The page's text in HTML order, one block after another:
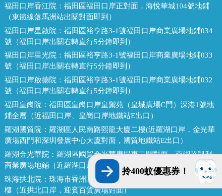
福田口岸香江院： 福田區福田口岸正對面，海悅華城104號地鋪
（東鐵線落馬洲站出關對面即到）
福田口岸星啟院： 福田區裕亨路3-1號福田口岸商業廣場地鋪034
號（福田口岸出關右轉直行5分鐘即到）
福田口岸星光院： 福田區裕亨路3-1號福田口岸商業廣場地鋪033
號（福田口岸出關右轉直行5分鐘即到）
福田口岸啟德院： 福田區裕亨路3-1號福田口岸商業廣場地鋪032
號（福田口岸出關右轉直行5分鐘即到）
福田皇崗院： 福田區皇崗口岸皇禦苑（皇城廣場C門）深港1號地
鋪全層（近福田口岸、皇崗口岸地鐵站E出口）
羅湖國貿院： 羅湖區人民南路熙龍大廈二樓(近羅湖口岸，金光華
廣場西門和深圳發展中心大廈對面，國貿地鐵站E出口）
羅湖金光華院： 羅湖區國貿金光華廣場東二門對面，南湖路凱利
商業廣場地鋪（近羅湖口岸、國貿地鐵站B出口）
珠海拱北院： 珠海市香洲區拱北迎賓南路1155號中建商業大廈15
樓（近拱北口岸，迎賓百貨廣場對面）
拎400蚊優惠券！